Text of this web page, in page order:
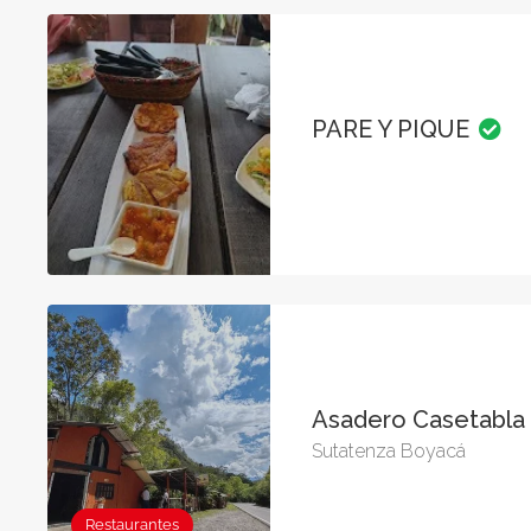
PARE Y PIQUE
Restaurantes
Asadero Casetabla
Sutatenza Boyacá